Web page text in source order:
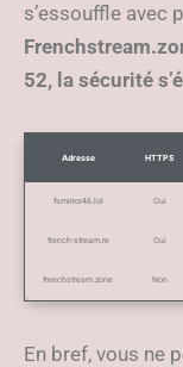
s’essouffle avec
52, la sécurité
Adresse HTTPS
fsmirror46.lol Oui
french-stream.re Oui
frenchstream.zone Non
En bref, vous ne